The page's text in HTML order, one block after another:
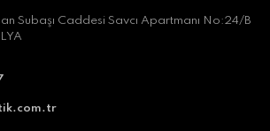
Subaşı Caddesi Savcı Apartmanı No:24/B